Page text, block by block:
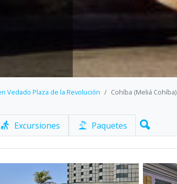
Vedado Plaza de la Revolución Cohíba (Meliá Cohíba)
Excursiones Paquetes